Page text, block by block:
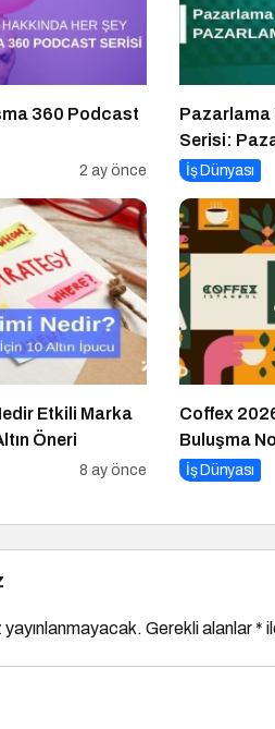
360 Podcast
2 ay önce
Pazarlama
Serisi:
İş Dünyası
Etkili Marka
Öneri
8 ay önce
Coffex
Buluşma
İş Dünyası
Gerekli alanlar*